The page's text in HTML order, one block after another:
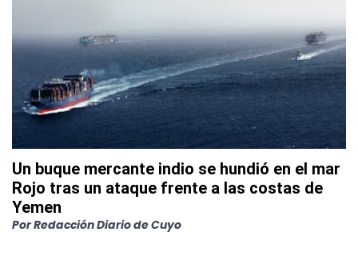
Un buque mercante indio se hundió en el mar
Rojo tras un ataque frente a las costas de
Yemen
PorRedacción Diario de Cuyo